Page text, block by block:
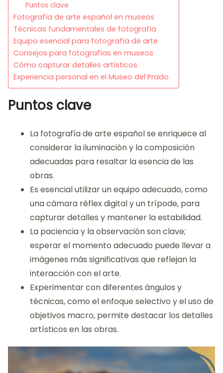
Puntos clave
Fotografía de arte español en museos
Técnicas fundamentales de fotografía
Equipo esencial para fotografía de arte
Consejos para fotografías en museos
Cómo capturar detalles artísticos
Experiencia personal en el Museo del Prado
Puntos clave
La fotografía de arte español se enriquece al
considerar la iluminación y la composición
adecuadas para resaltar la esencia de las
obras.
Es esencial utilizar un equipo adecuado, como
una cámara réflex digital y un trípode, para
capturar detalles y mantener la estabilidad.
La paciencia y la observación son clave;
esperar el momento adecuado puede llevar a
imágenes más significativas que reflejan la
interacción con el arte.
Experimentar con diferentes ángulos y
técnicas, como el enfoque selectivo y el uso de
objetivos macro, permite destacar los detalles
artísticos en las obras.